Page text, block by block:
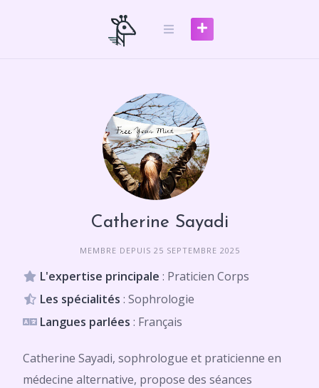
Catherine Sayadi
MEMBRE DEPUIS 25 SEPTEMBRE 2025
L'expertise principale : Praticien Corps
Les spécialités : Sophrologie
Langues parlées : Français
Catherine Sayadi, sophrologue et praticienne en
médecine alternative, propose des séances